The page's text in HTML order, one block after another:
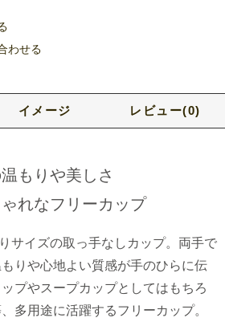
わせる
イメージ レビュー(0)
もりや美しさ
れなフリーカップ
サイズの取っ手なしカップ。両手で
りや心地よい質感が手のひらに伝
プやスープカップとしてはもちろ
多用途に活躍するフリーカップ。